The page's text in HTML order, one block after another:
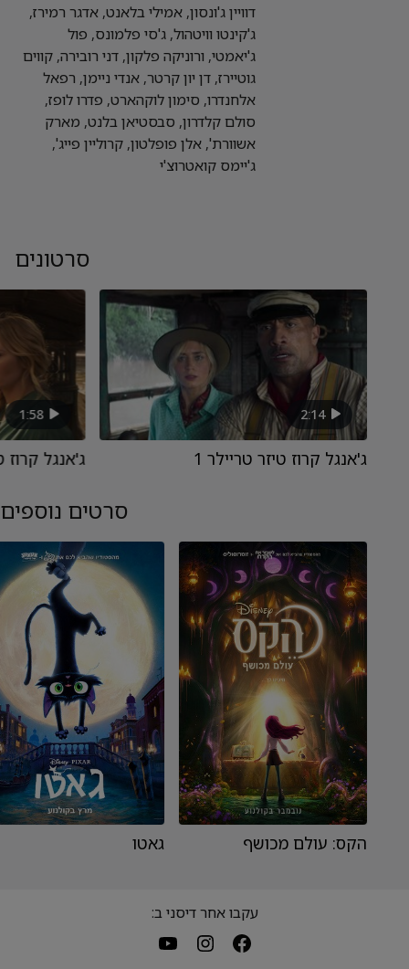
דוויין ג'ונסון, אמילי בלאנט, אדגר רמירז,
ג'קינטו וויטהול, ג'סי פלמונס, פול
ג'יאמטי, ורוניקה פלקון, דני רובירה, קווים
גוטיירז, דן יון קרטר, אנדי ניימן, רפאל
אלחנדרו, סימון לוקהארט, פדרו לופז,
סולם קלדרון, סבסטיאן בלנט, מארק
אשוורת', אלן פופלטון, קרוליין פייג',
ג'יימס קואטרוצ'י
סרטונים
2:14
ג'אנגל קרוז טיזר טריילר 1
1:58
ג'אנגל קרוז
סרטים נוספים
הקס: עולם מכושף גאטו
עקבו אחר דיסני ב: